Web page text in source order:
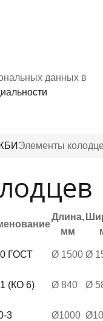
данных в
Элементы
Длина,
мм
ГОСТ Ø 1500 Ø
(КО 6) Ø 840 Ø
3 Ø1000